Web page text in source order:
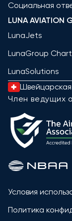
Социальная
LUNA AVIATION
LunaJets
LunaGroup
LunaSolutions
Член ведущих
Условия
Политика